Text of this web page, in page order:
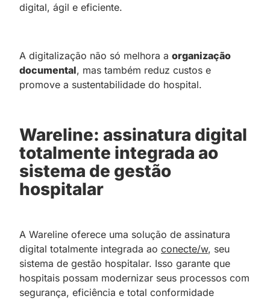
digital, ágil e eficiente.
A digitalização não só melhora a organização
documental, mas também reduz custos e
promove a sustentabilidade do hospital.
Wareline: assinatura digital
totalmente integrada ao
sistema de gestão
hospitalar
A Wareline oferece uma solução de assinatura
digital totalmente integrada ao conecte/w, seu
sistema de gestão hospitalar. Isso garante que
hospitais possam modernizar seus processos com
segurança, eficiência e total conformidade